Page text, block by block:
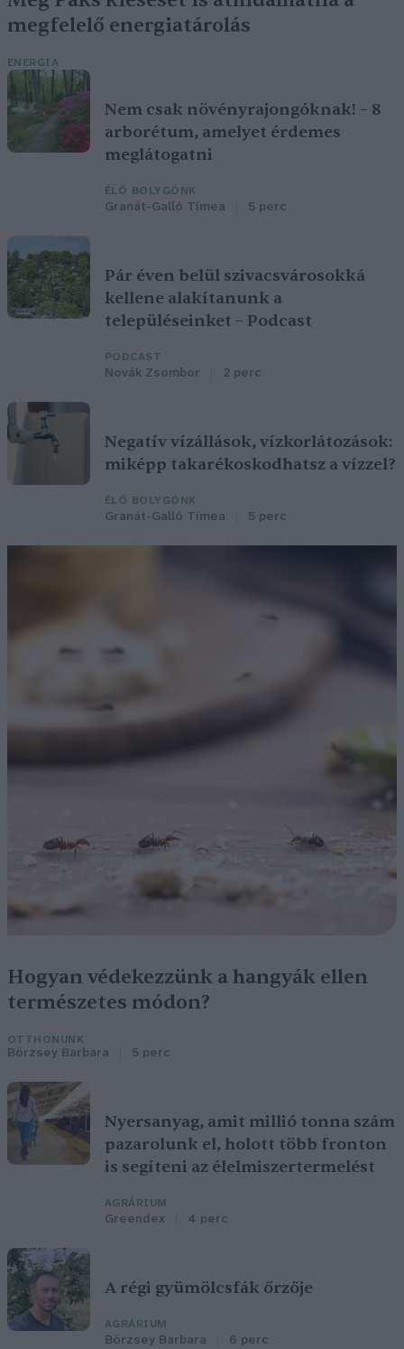
megfelelő energiatárolás
ENERGIA
Nem csak növényrajongóknak! – 8
arborétum, amelyet érdemes
meglátogatni
ÉLŐ BOLYGÓNK
Granát-Galló Tímea 5 perc
Pár éven belül szivacsvárosokká
kellene alakítanunk a
településeinket – Podcast
PODCAST
Novák Zsombor 2 perc
Negatív vízállások, vízkorlátozások:
miképp takarékoskodhatsz a vízzel?
ÉLŐ BOLYGÓNK
Granát-Galló Tímea 5 perc
Hogyan védekezzünk a hangyák ellen
természetes módon?
OTTHONUNK
Börzsey Barbara 5 perc
Nyersanyag, amit millió tonna szám
pazarolunk el, holott több fronton
is segíteni az élelmiszertermelést
AGRÁRIUM
Greendex 4 perc
A régi gyümölcsfák őrzője
AGRÁRIUM
Börzsey Barbara 6 perc